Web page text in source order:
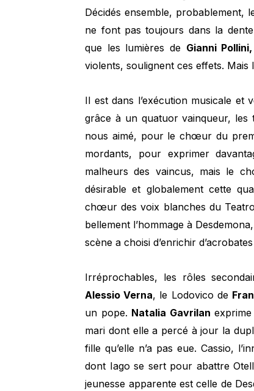
Décidés ensemble, probablement,
ne font pas toujours dans la
que les lumières de Gianni Pollini,
violents, soulignent ces effets. Mais
Il est dans l’exécution musicale et
grâce à un quatuor vainqueur, les
nous aimé, pour le chœur du
mordants, pour exprimer
malheurs des vaincus, mais le
désirable et globalement cette
chœur des voix blanches du
bellement l’hommage à
scène a choisi d’enrichir
Irréprochables, les rôles
Alessio Verna, le Lodovico de
un pope. Natalia Gavrilan
mari dont elle a percé à jour la
fille qu’elle n’a pas eue. Cassio,
dont Iago se sert pour abattre
jeunesse apparente est celle de